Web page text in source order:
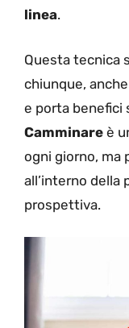
linea.
Questa tecnica
chiunque,
e porta benefici
Camminare è
ogni giorno, ma
all’interno della
prospettiva.